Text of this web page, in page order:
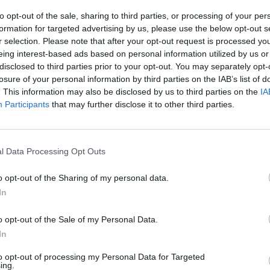
opt-out of the sale, sharing to third parties, or processing of your
for targeted advertising by us, please use the below opt-out
selection. Please note that after your opt-out request is processed
interest-based ads based on personal information utilized by us
to third parties prior to your opt-out. You may separately
of your personal information by third parties on the IAB’s list of
This information may also be disclosed by us to third parties on the
Participants that may further disclose it to other third parties.
Data Processing Opt Outs
opt-out of the Sharing of my personal data.
opt-out of the Sale of my Personal Data.
opt-out of processing my Personal Data for Targeted
därtill kommer att antal tankar på 2000 liter.
det känns bra att ta det här steget, säger
på ölen ökar hela tiden. Med nuvarande
att få fram tillräckligt med öl.